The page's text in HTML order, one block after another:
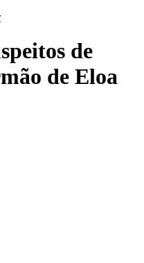
de
de Eloa